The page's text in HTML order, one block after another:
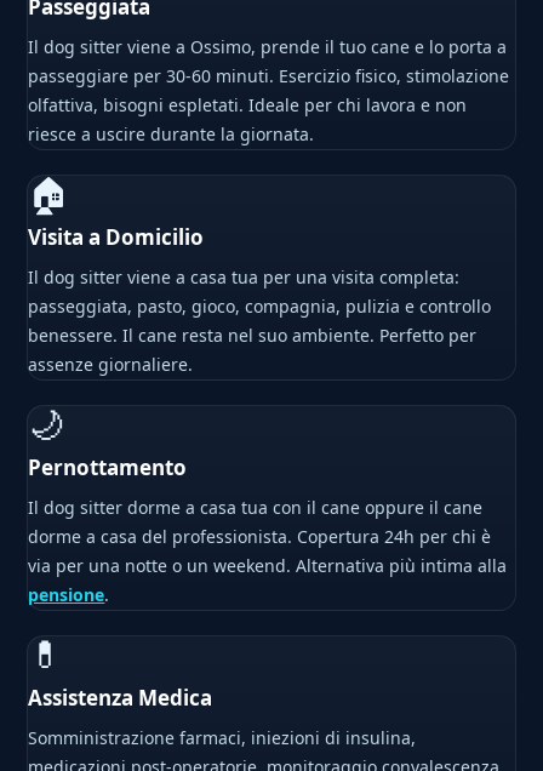
Passeggiata
Il dog sitter viene a Ossimo, prende il tuo cane e lo porta a
passeggiare per 30-60 minuti. Esercizio fisico, stimolazione
olfattiva, bisogni espletati. Ideale per chi lavora e non
riesce a uscire durante la giornata.
🏠
Visita a Domicilio
Il dog sitter viene a casa tua per una visita completa:
passeggiata, pasto, gioco, compagnia, pulizia e controllo
benessere. Il cane resta nel suo ambiente. Perfetto per
assenze giornaliere.
🌙
Pernottamento
Il dog sitter dorme a casa tua con il cane oppure il cane
dorme a casa del professionista. Copertura 24h per chi è
via per una notte o un weekend. Alternativa più intima alla
pensione.
💊
Assistenza Medica
Somministrazione farmaci, iniezioni di insulina,